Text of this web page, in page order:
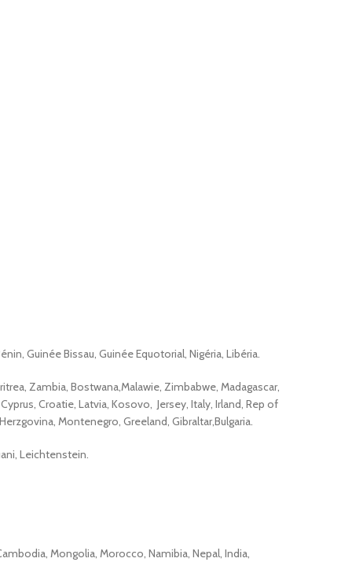
Guinée Bissau, Guinée Equotorial, Nigéria, Libéria.
Zambia, Bostwana,Malawie, Zimbabwe, Madagascar,
Croatie, Latvia, Kosovo, Jersey, Italy, Irland, Rep of
Montenegro, Greeland, Gibraltar,Bulgaria.
Leichtenstein.
Mongolia, Morocco, Namibia, Nepal, India,